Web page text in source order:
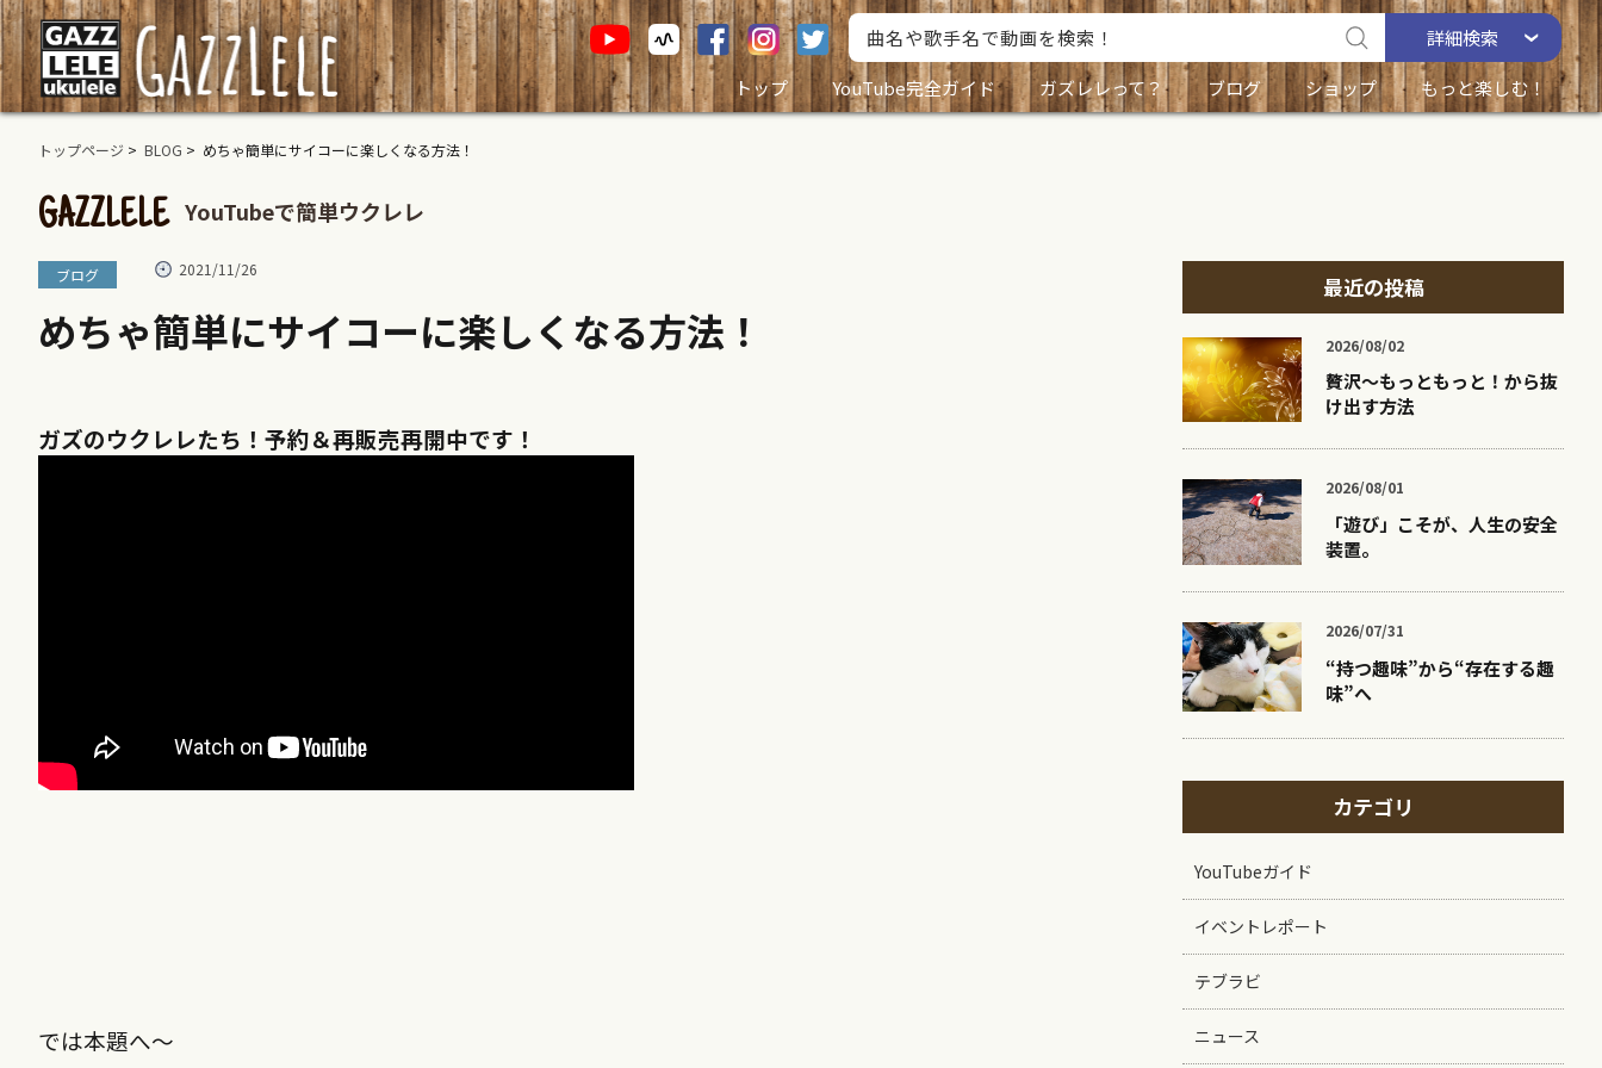
詳細検索
トップ
YouTube完全ガイド ガズレレって？ ブログ ショップ もっと楽しむ！
トップページ > BLOG > めちゃ簡単にサイコーに楽しくなる方法！
GAZZLELE YouTubeで簡単ウクレレ
ブログ 2021/11/26
めちゃ簡単にサイコーに楽しくなる方法！
ガズのウクレレたち！予約＆再販売再開中です！
では本題へ〜
最近の投稿
2026/08/02
贅沢〜もっともっと！から抜
け出す方法
2026/08/01
「遊び」こそが、人生の安全
装置。
2026/07/31
“持つ趣味”から“存在する趣
味”へ
カテゴリ
YouTubeガイド
イベントレポート
テブラビ
ニュース